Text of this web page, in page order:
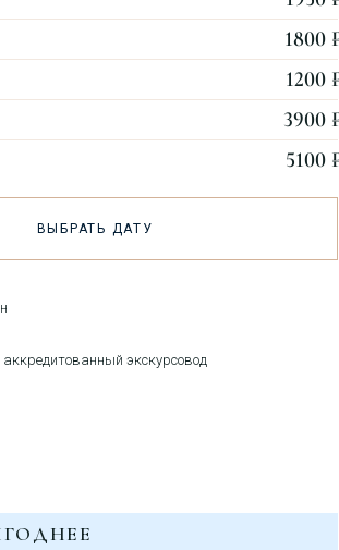
1800 ₽
1200 ₽
3900 ₽
5100 ₽
ВЫБРАТЬ ДАТУ
аккредитованный экскурсовод